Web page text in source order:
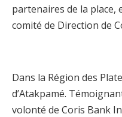
partenaires de la place,
comité de Direction de
Dans la Région des
d’Atakpamé.
volonté de Coris Bank